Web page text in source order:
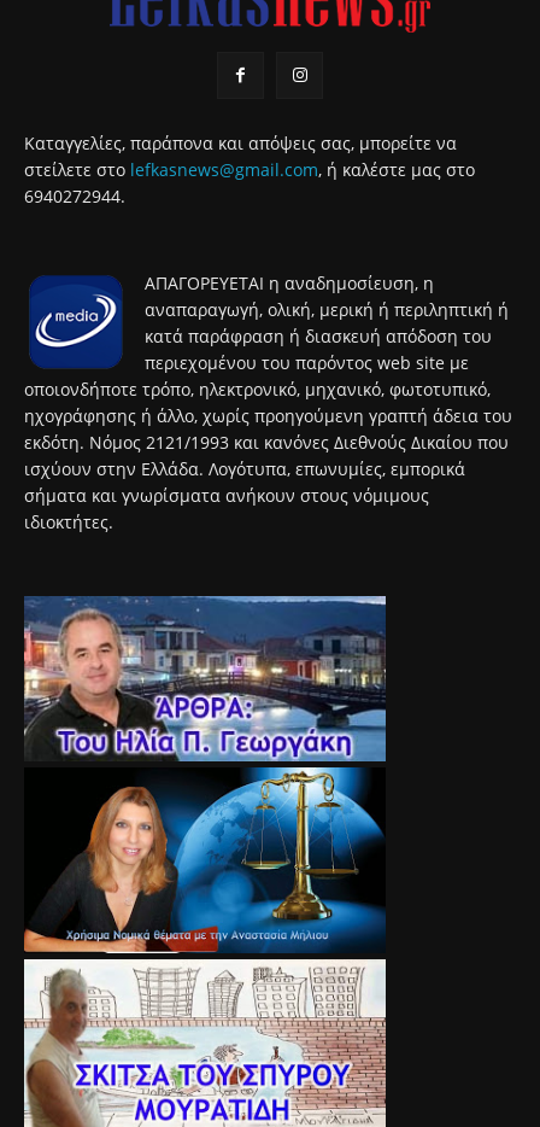
Καταγγελίες, παράπονα και απόψεις σας, μπορείτε να
στείλετε στο lefkasnews@gmail.com, ή καλέστε μας στο
6940272944.
ΑΠΑΓΟΡΕΥΕΤΑΙ η αναδημοσίευση, η
αναπαραγωγή, ολική, μερική ή περιληπτική ή
κατά παράφραση ή διασκευή απόδοση του
περιεχομένου του παρόντος web site με
οποιονδήποτε τρόπο, ηλεκτρονικό, μηχανικό, φωτοτυπικό,
ηχογράφησης ή άλλο, χωρίς προηγούμενη γραπτή άδεια του
εκδότη. Νόμος 2121/1993 και κανόνες Διεθνούς Δικαίου που
ισχύουν στην Ελλάδα. Λογότυπα, επωνυμίες, εμπορικά
σήματα και γνωρίσματα ανήκουν στους νόμιμους
ιδιοκτήτες.